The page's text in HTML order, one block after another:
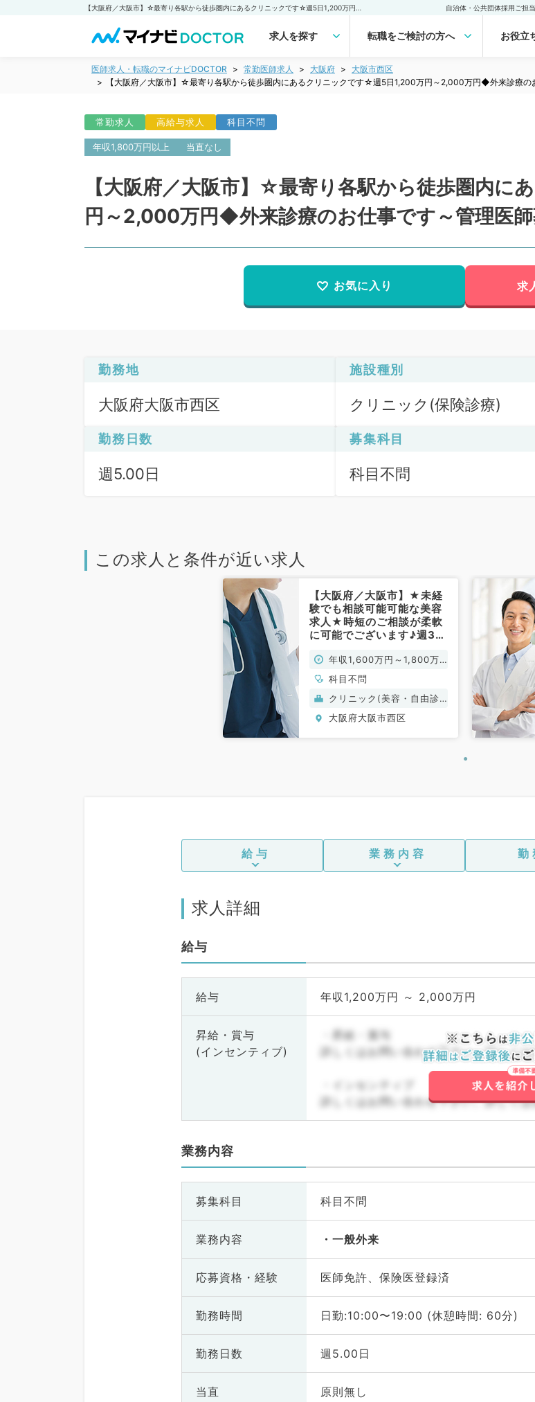
自治体・公共団体採用ご担
求人を探す 転職をご検討の方へ お役立
医師求人・転職のマイナビDOCTOR 常勤医師求人 大阪府
大阪市西区
【大阪府／大阪市】☆最寄り各駅から徒歩圏内にあるクリニックです☆週5日1,200万円～2,000万円◆外来診療の
常勤求人 高給与求人 科目不問
年収1,800万円以上 当直なし
【大阪府／大阪市】☆最寄り各駅から徒歩圏内
円～2,000万円◆外来診療のお仕事です～管理医師
お気に入り 求
勤務地
大阪府大阪市西区
施設種別
クリニック(保険診療)
勤務日数
週5.00日
募集科目
科目不問
この求人と条件が近い求人
【大阪府／大阪市】★未経
験でも相談可能可能な美容
求人★時短のご相談が柔軟
に可能でございます♪週32
ン代支給有り◎問診・糸リ
フト・ボトックスなどのお
仕事です（科目不問／常
勤）
年収1,600万円～1,800万
円
科目不問
クリニック(美容・自由診
療）
大阪府大阪市西区
給与 業務内容 勤
求人詳細
給与
給与 年収1,200万円 ～ 2,000万円
昇給・賞与
(インセンティブ)
・昇給・賞与
詳しくはお問い合わせ下さい。詳しく
・インセンティブ
詳しくはお問い合わせ下さい。詳しく
業務内容
募集科目 科目不問
業務内容 一般外来
応募資格・ 経験 医師免許、保険医登録済
勤務時間 日勤:10:00〜19:00 (休憩時間: 60分)
勤務日数 週5.00日
当直 原則無し